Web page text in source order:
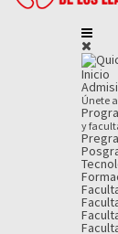
Inicio
Únete
y